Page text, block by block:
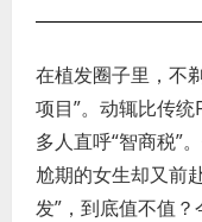
在植发圈子里，不
项目”。动辄比传
多人直呼“智商税”
尬期的女生却又前
发”，到底值不值？